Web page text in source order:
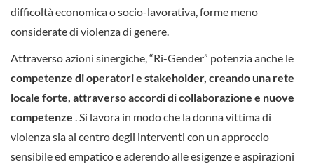
difficoltà economica o socio-lavorativa, forme meno
considerate di violenza di genere.
Attraverso azioni sinergiche, “Ri-Gender” potenzia anche le
competenze di operatori e stakeholder, creando una rete
locale forte, attraverso accordi di collaborazione e nuove
competenze . Si lavora in modo che la donna vittima di
violenza sia al centro degli interventi con un approccio
sensibile ed empatico e aderendo alle esigenze e aspirazioni